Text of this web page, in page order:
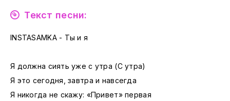
Текст песни:
INSTASAMKA - Ты и я
Я должна сиять уже с утра (С утра)
Я это сегодня, завтра и навсегда
Я никогда не скажу: «Привет» первая